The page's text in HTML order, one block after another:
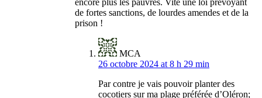
encore plus les pauvres. Vite une loi prévoyant
de fortes sanctions, de lourdes amendes et de la
prison !
MCA
26 octobre 2024 at 8 h 29 min
Par contre je vais pouvoir planter des
cocotiers sur ma plage préférée d’Oléron;